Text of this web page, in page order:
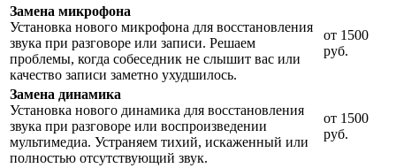
Замена микрофона
Установка нового микрофона для восстановления
звука при разговоре или записи. Решаем
проблемы, когда собеседник не слышит вас или
качество записи заметно ухудшилось.
от 1500
руб.
Замена динамика
Установка нового динамика для восстановления
звука при разговоре или воспроизведении
мультимедиа. Устраняем тихий, искаженный или
полностью отсутствующий звук.
от 1500
руб.